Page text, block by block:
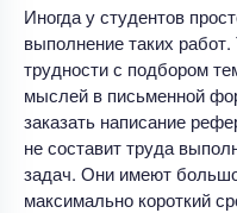
Иногда у студентов
выполнение таких
трудности с подбором
мыслей в письменной
заказать написание
не составит труда
задач. Они имеют
максимально короткий